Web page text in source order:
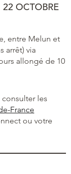
OCTOBRE
entre Melun et
arrêt) via
allongé de 10
les
France
ou votre